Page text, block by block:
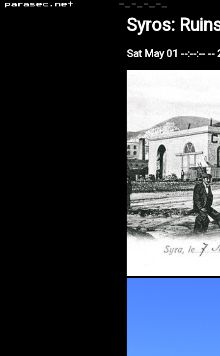
parasec.net -_-_-_-_
Syros:
Sat May 01 --:--:-- --